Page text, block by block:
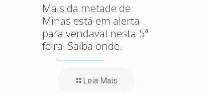
Mais da metade de
Minas está em alerta
para vendaval nesta 5ª
feira. Saiba onde.
Leia Mais